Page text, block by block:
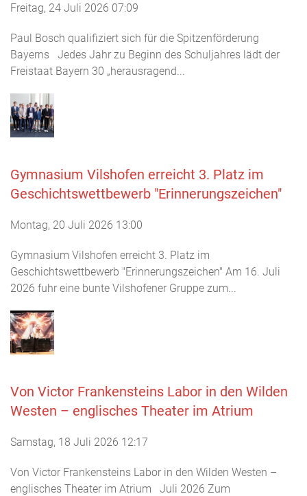
Freitag, 24 Juli 2026 07:09
Paul Bosch qualifiziert sich für die Spitzenförderung
Bayerns Jedes Jahr zu Beginn des Schuljahres lädt der
Freistaat Bayern 30 „herausragend...
Gymnasium Vilshofen erreicht 3. Platz im
Geschichtswettbewerb "Erinnerungszeichen"
Montag, 20 Juli 2026 13:00
Gymnasium Vilshofen erreicht 3. Platz im
Geschichtswettbewerb "Erinnerungszeichen" Am 16. Juli
2026 fuhr eine bunte Vilshofener Gruppe zum...
Von Victor Frankensteins Labor in den Wilden
Westen – englisches Theater im Atrium
Samstag, 18 Juli 2026 12:17
Von Victor Frankensteins Labor in den Wilden Westen –
englisches Theater im Atrium Juli 2026 Zum